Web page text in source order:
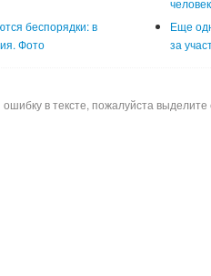
человек
беспорядки: в
Фото
Еще
за
в тексте, пожалуйста